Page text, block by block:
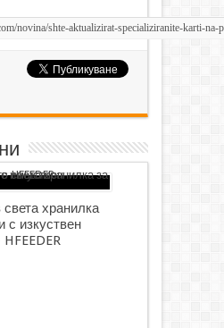
хранилка
с изкуствен